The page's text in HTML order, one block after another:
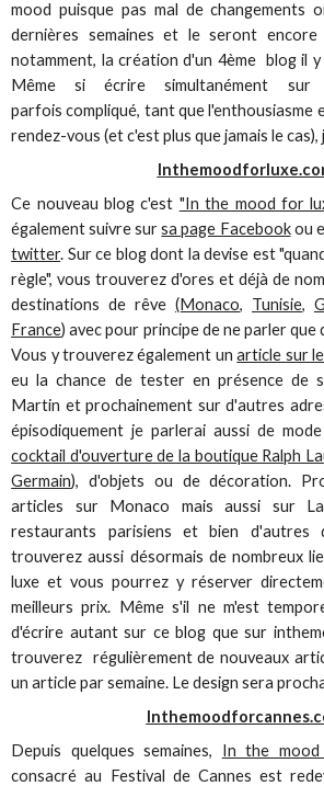
mood puisque pas mal de changements
dernières semaines et le seront encore
notamment, la création d'un 4ème blog il y
Même si écrire simultanément
parfois compliqué, tant que l'enthousiasme
rendez-vous (et c'est plus que jamais le
Ce nouveau blog c'est "In the mood for
également suivre sursa page Facebookou
twitter. Sur ce blog dont la devise est
règle", vous trouverez d'ores et déjà de
destinations de rêve(Monaco, Tunisie,
France) avec pour principe de ne parler que
Vous y trouverez également unarticle sur
eu la chance de tester en présence de
Martin et prochainement sur d'autres
épisodiquement je parlerai aussi de
cocktail d'ouverture de la boutique Ralph
Germain), d'objets ou de décoration.
articles sur Monaco mais aussi sur
restaurants parisiens et bien d'autres
trouverez aussi désormais de nombreux
luxe et vous pourrez y réserver
meilleurs prix. Même s'il ne m'est
d'écrire autant sur ce blog que sur
trouverez régulièrement de nouveaux
un article par semaine. Le design sera
Depuis quelques semaines,
In the
consacré au Festival de Cannes est